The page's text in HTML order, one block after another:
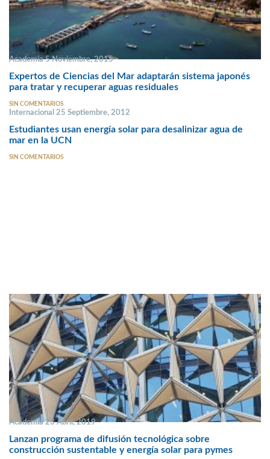
Academia 5 Noviembre, 2015
Expertos de Ciencias del Mar adaptarán sistema japonés
para tratar y recuperar aguas residuales
SIN COMENTARIOS
Internacional 25 Septiembre, 2012
Estudiantes usan energía solar para desalinizar agua de
mar en la UCN
SIN COMENTARIOS
Academia 23 Abril, 2019
Lanzan programa de difusión tecnológica sobre
construcción sustentable y energía solar para pymes